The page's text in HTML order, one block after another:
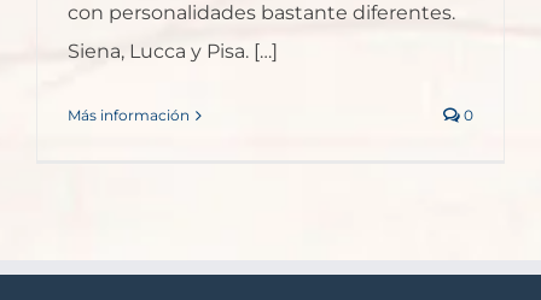
con personalidades bastante diferentes.
Siena, Lucca y Pisa. […]
Más información 0